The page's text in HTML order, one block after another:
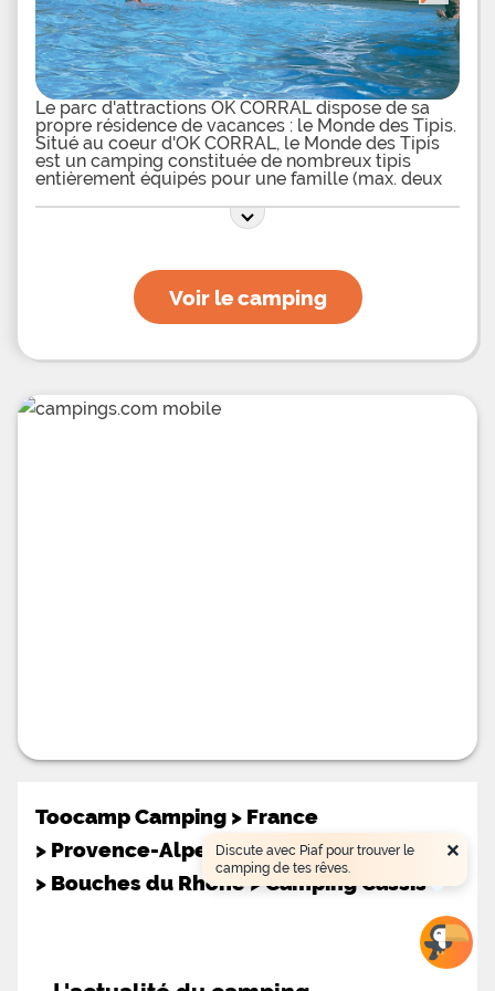
adultes profiteront de la salle de fitness, du terrain
multi-sports, des tables de ping-pong, du terrain
de ptanque ou de la salle de jeux. Pour vous
restaurer sur place vous pourrez passer
commande au restaurant ou au snack
Le parc d'attractions OK CORRAL dispose de sa
propre résidence de vacances : le Monde des Tipis.
Situé au coeur d'OK CORRAL, le Monde des Tipis
est un camping constituée de nombreux tipis
entièrement équipés pour une famille (max. deux
Wagons, véritables roulottes de western. Vivre au
Farwest est une expérience extraordinaire que les
Voir le camping
Toocamp Camping > France
> Provence-Alpes-Côte d'Azur
> Bouches du Rhône>Camping Cassis
×
Discute avec Piaf pour trouver le
camping de tes rêves.